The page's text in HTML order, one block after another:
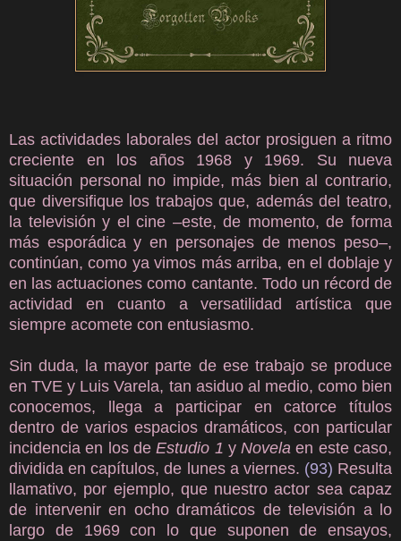
Las actividades laborales del actor prosiguen a ritmo
creciente en los años 1968 y 1969. Su nueva
situación personal no impide, más bien al contrario,
que diversifique los trabajos que, además del teatro,
la televisión y el cine –este, de momento, de forma
más esporádica y en personajes de menos peso–,
continúan, como ya vimos más arriba, en el doblaje y
en las actuaciones como cantante. Todo un récord de
actividad en cuanto a versatilidad artística que
siempre acomete con entusiasmo.
Sin duda, la mayor parte de ese trabajo se produce
en TVE y Luis Varela, tan asiduo al medio, como bien
conocemos, llega a participar en catorce títulos
dentro de varios espacios dramáticos, con particular
incidencia en los deEstudio 1 yNovela en este caso,
dividida en capítulos, de lunes a viernes. (93) Resulta
llamativo, por ejemplo, que nuestro actor sea capaz
de intervenir en ocho dramáticos de televisión a lo
largo de 1969 con lo que suponen de ensayos,